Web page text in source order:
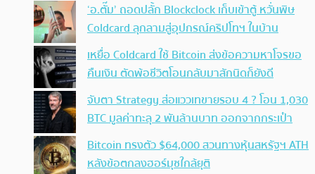
‘อ.ตั๊ม’ ถอดปลั้ก Blockclock เก็บเข้าตู้ หวั่นพิษ
Coldcard ลุกลามสู่อุปกรณ์คริปโทฯ ในบ้าน
เหยื่อ Coldcard ใช้ Bitcoin ส่งข้อความหาโจรขอ
คืนเงิน ตัดพ้อชีวิตโอนกลับมาสักนิดก็ยังดี
จับตา Strategy ส่อแววเทขายรอบ 4 ? โอน 1,030
BTC มูลค่าทะลุ 2 พันล้านบาท ออกจากกระเป๋า
Bitcoin ทรงตัว $64,000 สวนทางหุ้นสหรัฐฯ ATH
หลังข้อตกลงฮอร์มุซใกล้ยุติ